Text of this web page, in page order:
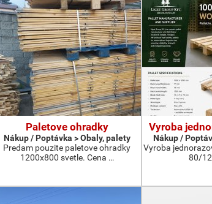
Paletove ohradky
Nákup / Poptávka > Obaly, palety
Predam pouzite paletove ohradky
1200x800 svetle. Cena …
Vyroba
Nákup /
Vyroba
80/